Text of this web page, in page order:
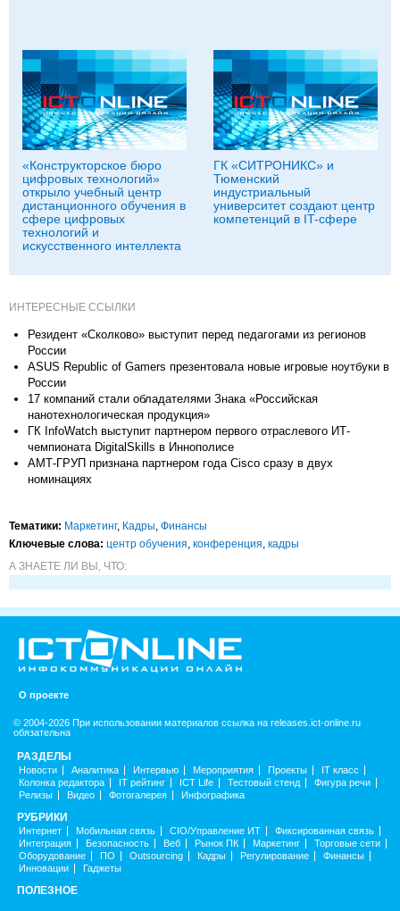
«Конструкторское бюро
цифровых технологий»
открыло учебный центр
дистанционного обучения в
сфере цифровых
технологий и
искусственного интеллекта
ГК «СИТРОНИКС» и
Тюменский
индустриальный
университет создают центр
компетенций в IT-cфере
ИНТЕРЕСНЫЕ ССЫЛКИ
Резидент «Сколково» выступит перед педагогами из регионов
России
ASUS Republic of Gamers презентовала новые игровые ноутбуки в
России
17 компаний стали обладателями Знака «Российская
нанотехнологическая продукция»
ГК InfoWatch выступит партнером первого отраслевого ИТ-
чемпионата DigitalSkills в Иннополисе
АМТ-ГРУП признана партнером года Cisco сразу в двух
номинациях
Тематики: Маркетинг, Кадры, Финансы
Ключевые слова: центр обучения, конференция, кадры
А ЗНАЕТЕ ЛИ ВЫ, ЧТО:
О проекте
© 2004-2026 При использовании материалов ссылка на releases.ict-online.ru
обязательна
РАЗДЕЛЫ
Новости Аналитика Интервью Мероприятия Проекты
IT класс
Колонка редактора
IT рейтинг ICT Life Тестовый стенд
Фигура речи
Релизы
Видео Фотогалерея Инфографика
РУБРИКИ
Интернет Мобильная связь CIO/Управление ИТ
Фиксированная связь
Интеграция
Безопасность Веб Рынок ПК Маркетинг
Торговые сети
Оборудование
ПО Outsourcing Кадры Регулирование
Финансы
Инновации
Гаджеты
ПОЛЕЗНОЕ